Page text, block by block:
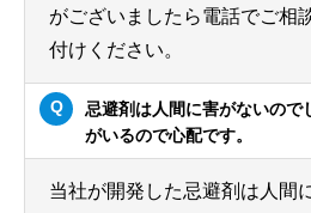
がございましたら電話でご相
付けください。
忌避剤は人間に害がないので
がいるので心配です。
当社が開発した忌避剤は人間